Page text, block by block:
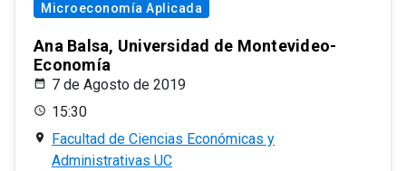
Microeconomía Aplicada
Ana Balsa, Universidad de Montevideo-
Economía
7 de Agosto de 2019
15:30
Facultad de Ciencias Económicas y
Administrativas UC